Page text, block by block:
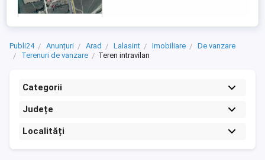
reprezintă o alegere inteligentă pentru ...
Publi24 Anunțuri Arad Lalasint Imobiliare
De vanzare
Terenuri de vanzare
Teren intravilan
Categorii
Județe
Localități